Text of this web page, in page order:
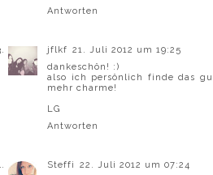
Antworten
jflkf 21. Juli 2012 um 19:25
dankeschön! :)
also ich persönlich finde das
mehr charme!
LG
Antworten
Steffi
22. Juli 2012 um 07:24